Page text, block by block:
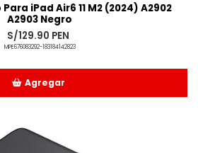
iPad Air6 11 M2 (2024) A2902
A2903 Negro
S/129.90 PEN
MPE676083292-183184142823
Agregar